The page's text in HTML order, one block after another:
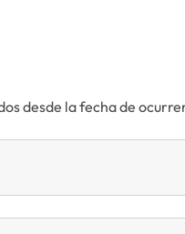
desde la fecha de